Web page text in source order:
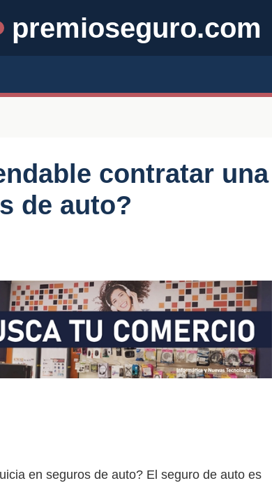
premioseguro.com
contratar una
de auto?
en seguros de auto? El seguro de auto es